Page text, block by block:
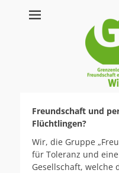
Freundschaft und
Flüchtlingen?
Wir, die Gruppe
für Toleranz und
Gesellschaft, welche